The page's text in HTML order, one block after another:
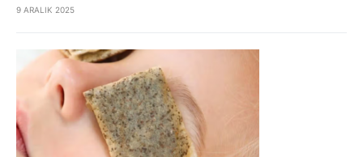
9 ARALIK 2025